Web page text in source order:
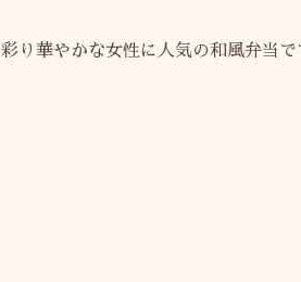
彩り華やかな女性に人気の和風弁当で